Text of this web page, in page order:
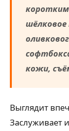
кожи,
Выглядит
Заслуживает